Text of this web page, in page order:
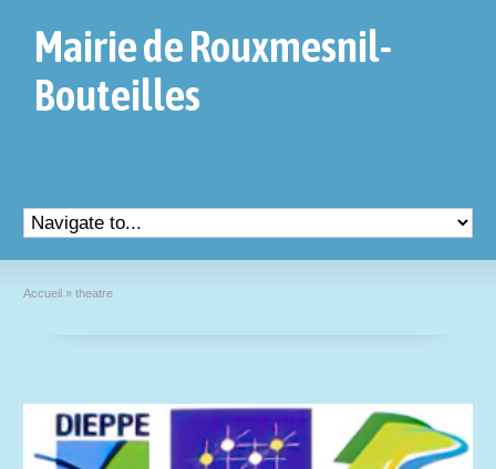
Mairie de Rouxmesnil-
Bouteilles
Accueil » theatre